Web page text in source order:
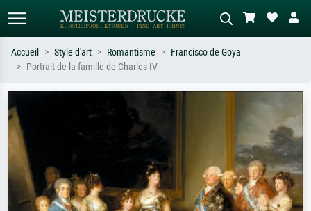
ex. Monet, Nuit étoilée,
impressionnisme, vague de Hokusai,
Décrivez la scène – ex. prairie verte,
abstrait avec beaucoup de rouge,
tableau sombre, nu debout près d'un
arbre.
Accueil Style d'art Romantisme
Francisco de Goya
Portrait de la famille de Charles IV